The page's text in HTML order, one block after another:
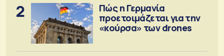
2
Πώς η Γερμανία
προετοιμάζεται για την
«κούρσα» των drones